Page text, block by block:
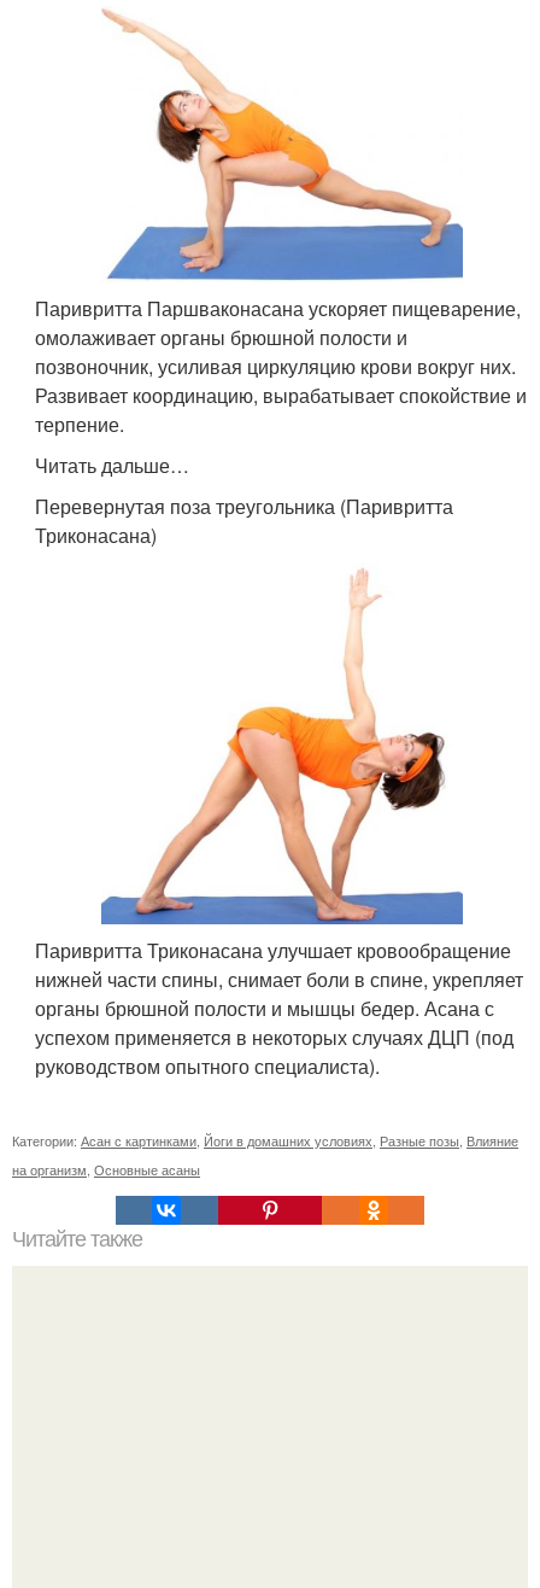
Паривритта Паршваконасана ускоряет пищеварение,
омолаживает органы брюшной полости и
позвоночник, усиливая циркуляцию крови вокруг них.
Развивает координацию, вырабатывает спокойствие и
терпение.
Читать дальше…
Перевернутая поза треугольника (Паривритта
Триконасана)
Паривритта Триконасана улучшает кровообращение
нижней части спины, снимает боли в спине, укрепляет
органы брюшной полости и мышцы бедер. Асана с
успехом применяется в некоторых случаях ДЦП (под
руководством опытного специалиста).
Категории: Асан с картинками Йоги в домашних условиях Разные позы Влияние
на организм Основные асаны
Читайте также